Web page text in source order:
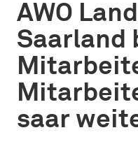
AWO
Saarland
saar